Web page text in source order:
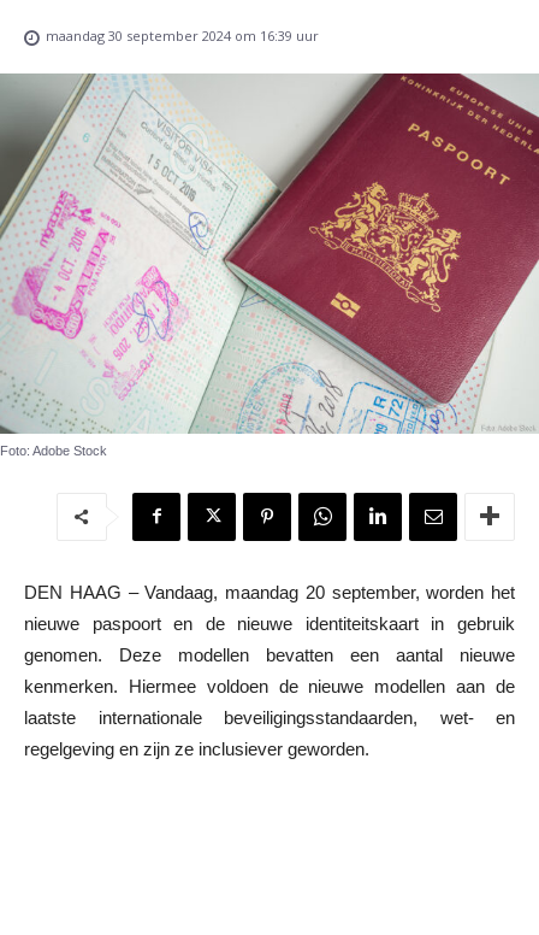
maandag 30 september 2024 om 16:39 uur
Foto: Adobe Stock
DEN HAAG – Vandaag, maandag 20 september, worden het
nieuwe paspoort en de nieuwe identiteitskaart in gebruik
genomen. Deze modellen bevatten een aantal nieuwe
kenmerken. Hiermee voldoen de nieuwe modellen aan de
laatste internationale beveiligingsstandaarden, wet- en
regelgeving en zijn ze inclusiever geworden.